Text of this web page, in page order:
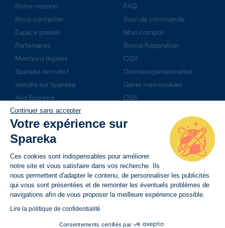
Continuer sans accepter
Votre expérience sur
Spareka
Ces cookies sont indispensables pour améliorer
notre site et vous satisfaire dans vos recherche. Ils
nous permettent d'adapter le contenu, de personnaliser les publicités
qui vous sont présentées et de remonter les éventuels problèmes de
navigations afin de vous proposer la meilleure expérience possible.
Lire la politique de confidentialité
Consentements certifiés par
Notre mission
Nous contacter
Espace presse
Partenaires
Mentions légales
Spareka recrute !
Vendre sur Spareka
Avis Spareka
Technicien expert ?
Rejoignez-nous
Produits du mois
FAQ
Suivi de commande
Mon compte
Bonus Réparation
CGV
Données personnelles
Gérer mes cookies
CGS
NOS ENGAGEMENTS
14 jours pour retourner son produit
Livraison rapide avec suivi de commande
Paiement sécurisé